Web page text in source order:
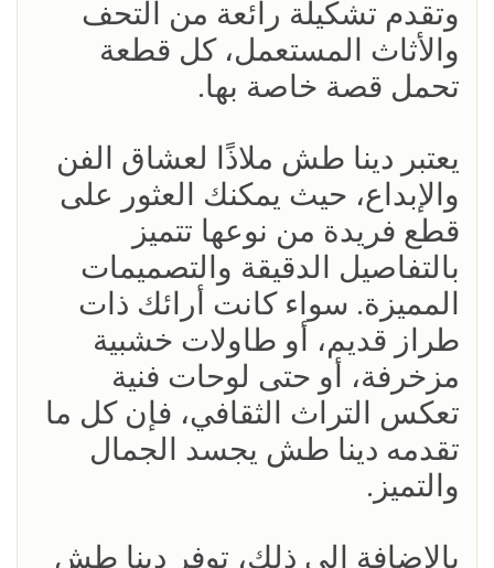
وتقدم تشكيلة رائعة من التحف
والأثاث المستعمل، كل قطعة
تحمل قصة خاصة بها.
يعتبر دينا طش ملاذًا لعشاق الفن
والإبداع، حيث يمكنك العثور على
قطع فريدة من نوعها تتميز
بالتفاصيل الدقيقة والتصميمات
المميزة. سواء كانت أرائك ذات
طراز قديم، أو طاولات خشبية
مزخرفة، أو حتى لوحات فنية
تعكس التراث الثقافي، فإن كل ما
تقدمه دينا طش يجسد الجمال
والتميز.
بالإضافة إلى ذلك، توفر دينا طش